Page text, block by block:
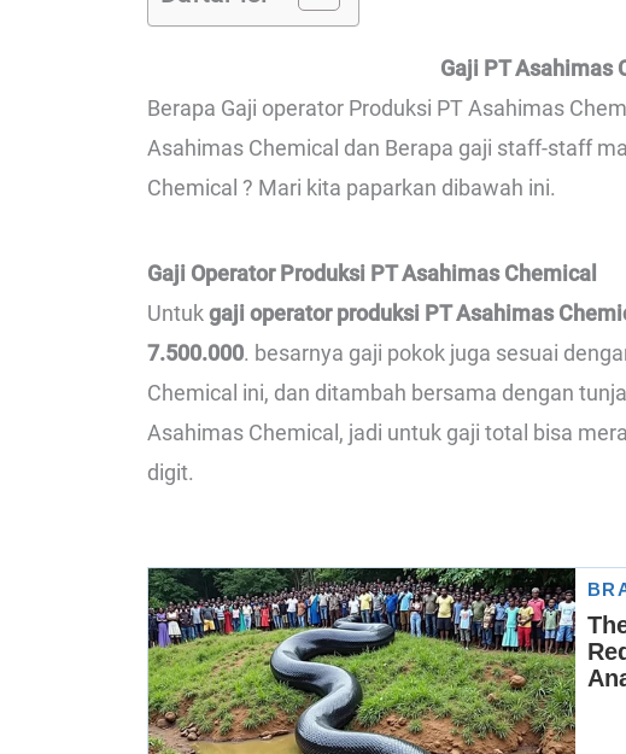
Gaji PT Asahimas
Berapa Gaji operator Produksi PT Asahimas
Asahimas Chemical dan Berapa gaji staff-staff
Chemical ? Mari kita paparkan dibawah ini.
Gaji Operator Produksi PT Asahimas Chemical
Untukgaji operator produksi PT Asahimas
7.500.000. besarnya gaji pokok juga sesuai
Chemical ini, dan ditambah bersama dengan
Asahimas Chemical, jadi untuk gaji total bisa
digit.